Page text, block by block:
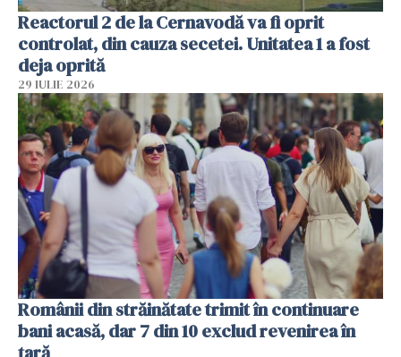
Reactorul 2 de la Cernavodă va fi oprit
controlat, din cauza secetei. Unitatea 1 a fost
deja oprită
29 IULIE 2026
Românii din străinătate trimit în continuare
bani acasă, dar 7 din 10 exclud revenirea în